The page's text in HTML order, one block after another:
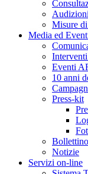
Misure
Media ed
Eventi
10 anni
Press-kit
Notizie
Servizi on-line